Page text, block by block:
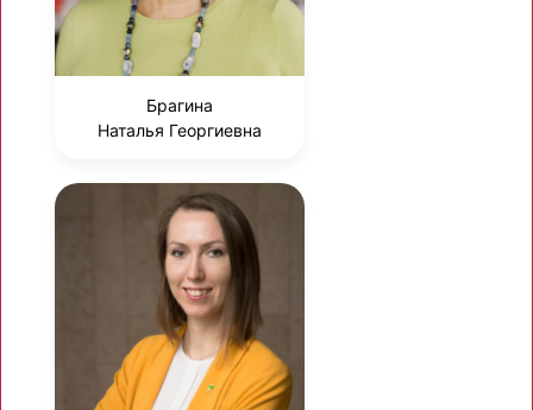
Брагина
Наталья Георгиевна